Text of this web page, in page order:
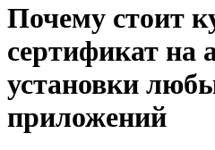
Почему стоит
сертификат на
установки
приложений